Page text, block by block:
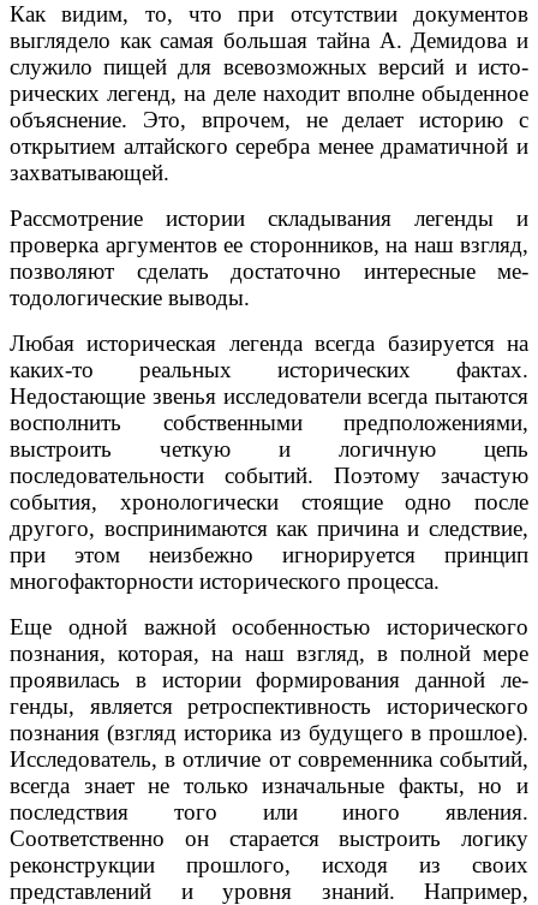
Как видим, то, что при отсутствии документов
выглядело как самая боль­шая тайна А. Демидова и
служило пищей для всевозможных версий и исто­
рических легенд, на деле находит вполне обыденное
объяснение. Это, впро­чем, не делает историю с
открытием алтайского серебра менее драматич­ной и
захватывающей.
Рассмотрение истории складывания легенды и
проверка аргументов ее сторонников, на наш взгляд,
позволяют сделать достаточно интересные ме­
тодологические выводы.
Любая историческая легенда всегда базируется на
каких-то реальных ис­торических фактах.
Недостающие звенья исследователи всегда пытаются
восполнить собственными предположениями,
выстроить четкую и логич­ную цепь
последовательности событий. Поэтому зачастую
события, хроноло­гически стоящие одно после
другого, воспринимаются как причина и следст­вие,
при этом неизбежно игнорируется принцип
многофакторности истори­ческого процесса.
Еще одной важной особенностью исторического
познания, которая, на наш взгляд, в полной мере
проявилась в истории формирования данной ле­
генды, является ретроспективность исторического
познания (взгляд истори­ка из будущего в прошлое).
Исследователь, в отличие от современника собы­тий,
всегда знает не только изначальные факты, но и
последствия того или иного явления.
Соответственно он старается выстроить логику
реконструк­ции прошлого, исходя из своих
представлений и уровня знаний. Например,